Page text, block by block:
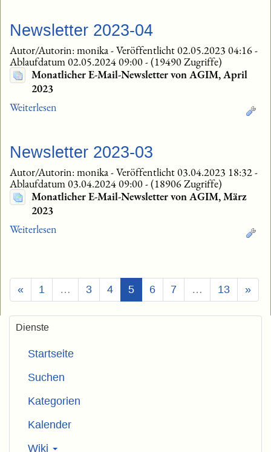
Newsletter 2023-04
Autor/Autorin: monika-Veröffentlicht 02.05.2023 04:16-
Ablaufdatum 02.05.2024 09:00-(19490 Zugriffe)
Monatlicher E-Mail-Newsletter von AGIM, April
2023
Weiterlesen
Newsletter 2023-03
Autor/Autorin: monika-Veröffentlicht 03.04.2023 18:32-
Ablaufdatum 03.04.2024 09:00-(18906 Zugriffe)
Monatlicher E-Mail-Newsletter von AGIM, März
2023
Weiterlesen
« 1 … 3 4 5(Aktuell)
6 7 … 13 »
Dienste
Startseite
Suchen
Kategorien
Kalender
Wiki